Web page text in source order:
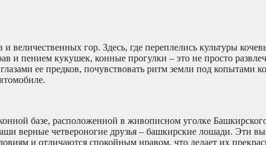
величественных гор. Здесь, где переплелись культуры
и пением кукушек, конные прогулки – это не просто
ее предков, почувствовать ритм земли под копытами
базе, расположенной в живописном уголке Башкирского
верные четвероногие друзья – башкирские лошади. Эти
и отличаются спокойным нравом, что делает их